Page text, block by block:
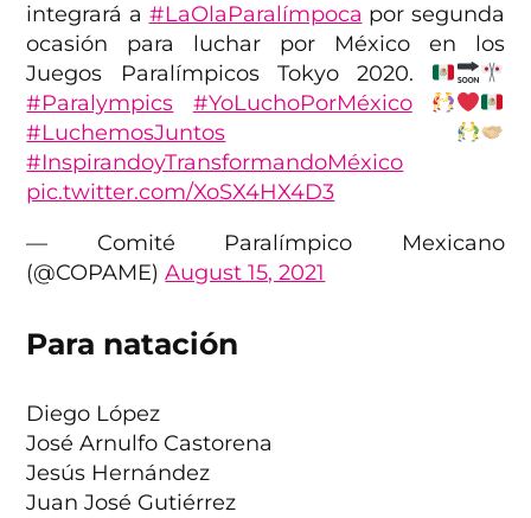
integrará a #LaOlaParalímpoca por segunda
ocasión para luchar por México en los
Juegos Paralímpicos Tokyo 2020.
#Paralympics
#YoLuchoPorMéxico
#LuchemosJuntos
#InspirandoyTransformandoMéxico
pic.twitter.com/XoSX4HX4D3
— Comité Paralímpico Mexicano
(@COPAME)August 15, 2021
Para natación
Diego López
José Arnulfo Castorena
Jesús Hernández
Juan José Gutiérrez